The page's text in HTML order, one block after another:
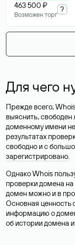
463 500 ₽
Возможен торг
?
Для чего
Прежде всего,
выяснить,
доменному имени
результатах
свободно и с
зарегистрировано.
Однако Whois
проверки домена на
домен можно и в
Основная ценность
информацию о
об истории домена